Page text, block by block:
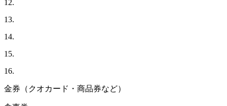
12.
13.
14.
15.
16.
金券（クオカード・商品券など）